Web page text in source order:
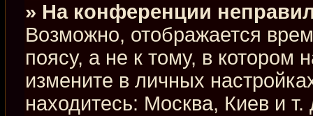
» На конференции
Возможно, отображается
поясу, а не к тому, в котором
измените в личных
находитесь: Москва, Киев и